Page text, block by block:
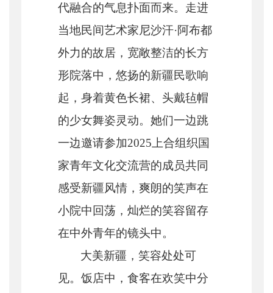
代融合的气息扑面而来。走进
当地民间艺术家尼沙汗·阿布都
外力的故居，宽敞整洁的长方
形院落中，悠扬的新疆民歌响
起，身着黄色长裙、头戴毡帽
的少女舞姿灵动。她们一边跳
一边邀请参加2025上合组织国
家青年文化交流营的成员共同
感受新疆风情，爽朗的笑声在
小院中回荡，灿烂的笑容留存
在中外青年的镜头中。
大美新疆，笑容处处可
见。饭店中，食客在欢笑中分